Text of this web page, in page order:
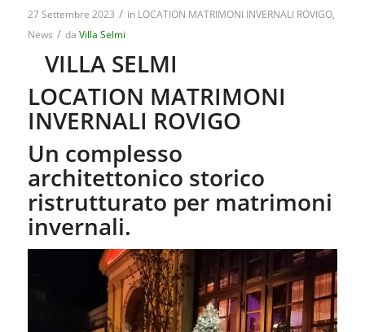
27 Settembre 2023 / in LOCATION MATRIMONI INVERNALI ROVIGO,
News / da Villa Selmi
VILLA SELMI
LOCATION MATRIMONI
INVERNALI ROVIGO
Un complesso
architettonico storico
ristrutturato per matrimoni
invernali.